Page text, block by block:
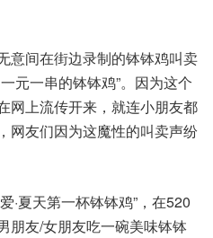
意间在街边录制的钵钵鸡叫卖
元一串的钵钵鸡”。因为这个
网上流传开来，就连小朋友都
网友们因为这魔性的叫卖声纷
·夏天第一杯钵钵鸡”，在520
朋友/女朋友吃一碗美味钵钵